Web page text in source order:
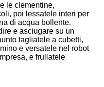
le clementine,
poi lessatele interi per
di acqua bollente.
e asciugare su un
tagliatele a cubetti,
e versatele nel robot
e frullatele